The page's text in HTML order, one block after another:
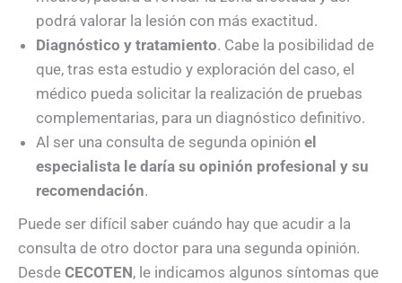
podrá valorar la lesión con más exactitud.
Diagnóstico y tratamiento. Cabe la posibilidad de
que, tras esta estudio y exploración del caso, el
médico pueda solicitar la realización de pruebas
complementarias, para un diagnóstico definitivo.
Al ser una consulta de segunda opinión el
especialista le daría su opinión profesional y su
recomendación.
Puede ser difícil saber cuándo hay que acudir a la
consulta de otro doctor para una segunda opinión.
Desde CECOTEN, le indicamos algunos síntomas que